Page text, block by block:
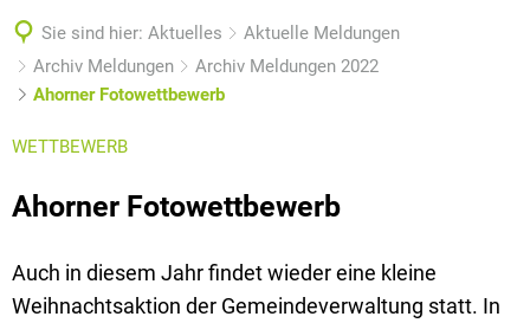
Sie sind hier: Aktuelles
Aktuelle Meldungen
Archiv Meldungen
Archiv Meldungen 2022
Ahorner Fotowettbewerb
WETTBEWERB
Ahorner Fotowettbewerb
Auch in diesem Jahr findet wieder eine kleine
Weihnachtsaktion der Gemeindeverwaltung statt. In